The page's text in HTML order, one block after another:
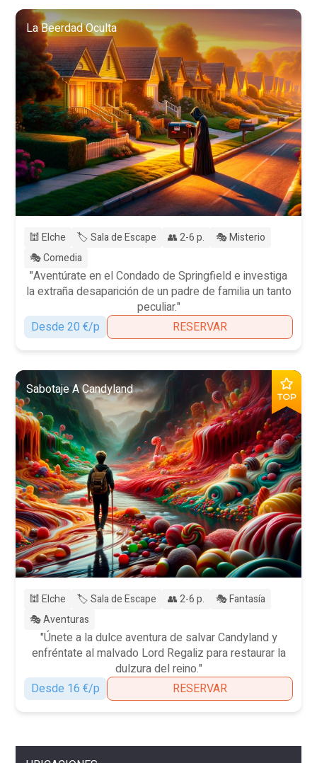
La Beerdad Oculta
🕍 Elche 🏷️ Sala de Escape 👥 2-6 p.
🎭 Misterio
🎭 Comedia
"Aventúrate en el Condado de Springfield e investiga
la extraña desaparición de un padre de familia un tanto
peculiar."
Desde 20 €/p
RESERVAR
TOP
Sabotaje A Candyland
🕍 Elche 🏷️ Sala de Escape 👥 2-6 p.
🎭 Fantasía
🎭 Aventuras
"Únete a la dulce aventura de salvar Candyland y
enfréntate al malvado Lord Regaliz para restaurar la
dulzura del reino."
Desde 16 €/p
RESERVAR